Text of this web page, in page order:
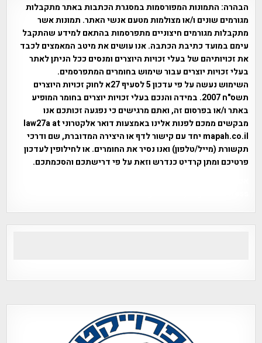
הבהרה: התמונות המפורסמות במסגרת הכתבות באתר מתקבלות
מגורמים שונים ו/או מצולמות מטעם אנשי האתר. תמונות אשר
מתקבלות מגורמים חיצוניים מתפרסמות בהתאם למידע שהתקבל
עימם במועד כתיבת הכתבה. אנו עושים את מיטב המאמצים לכבד
את זכויותיהם של בעלי זכויות היוצרים ומנסים ככל הניתן לאתר
בעלי זכויות יוצרים עבור שימוש בחומרים המתפרסמים.
השימוש נעשה על פי עדכון 5 לסעיף 27א לחוק זכויות היוצרים
תשס"ח 2007. במידה והנכם בעלי זכויות יוצרים בחומר המופיע
באתר ו/או בפרסום זה, ואתם מרגישים כי נפגעה זכותכם אנו
מבקשים ממכם לפנות אלינו באמצעות דואר אלקטרוני law27a at
mapah.co.il יחד עם קישור לדף או היצירה המדוברת, שם ודרכי
תקשורת (מייל/טלפון) ואנו נסיר את החומרים. או לחילופין לעדכון
פרטיכם ומתן קרדיט כנדרש וזאת על פי דרישתכם והסכמתכם.